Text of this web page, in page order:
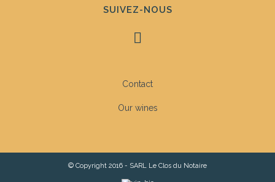
SUIVEZ-NOUS
Contact
Our wines
© Copyright 2016 - SARL Le Clos du Notaire